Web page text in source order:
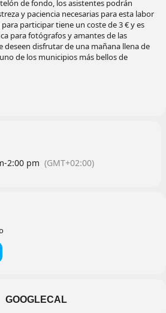
de fondo, los asistentes podrán
y paciencia necesarias para esta labor
participar tiene un coste de 3 € y es
para fotógrafos y amantes de las
deseen disfrutar de una mañana llena de
de los municipios más bellos de
-2:00 pm (GMT+02:00)
GOOGLECAL